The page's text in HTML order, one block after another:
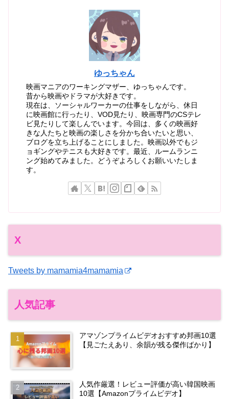
ゆっちゃん
映画マニアのワーキングマザー、ゆっちゃんです。
昔から映画やドラマが大好きです。
現在は、ソーシャルワーカーの仕事をしながら、休日
に映画館に行ったり、VOD見たり、映画専門のCSテレ
ビ見たりして楽しんでいます。今回は、多くの映画好
きな人たちと映画の楽しさを分かち合いたいと思い、
ブログを立ち上げることにしました。映画以外でもジ
ョギングやテニスも大好きです。最近、ルームランニ
ング始めてみました。どうぞよろしくお願いいたしま
す。
X
Tweets by mamamia4mamamia
人気記事
アマゾンプライムビデオおすすめ邦画10選
【見ごたえあり、余韻が残る傑作ばかり】
人気作厳選！レビュー評価が高い韓国映画
10選【Amazonプライムビデオ】